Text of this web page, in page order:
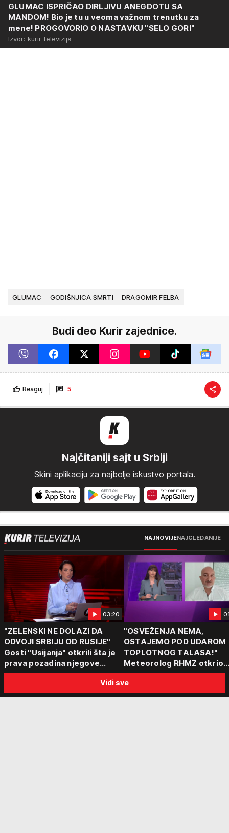
GLUMAC ISPRIČAO DIRLJIVU ANEGDOTU SA
MANDOM! Bio je tu u veoma važnom trenutku za
mene! PROGOVORIO O NASTAVKU "SELO GORI"
Izvor: kurir televizija
GLUMAC GODIŠNJICA SMRTI DRAGOMIR FELBA
Budi deo Kurir zajednice.
Reaguj 5
Najčitaniji sajt u Srbiji
Skini aplikaciju za najbolje iskustvo portala.
NAJNOVIJENAJGLEDANIJE
03:20
"ZELENSKI NE DOLAZI DA
ODVOJI SRBIJU OD RUSIJE"
Gosti "Usijanja" otkrili šta je
prava pozadina njegove
posete Beogradu
"OSVEŽENJA NEMA,
OSTAJEMO POD UDAROM
TOPLOTNOG TALASA!"
Meteorolog RHMZ otkrio
kakvo vreme nas čeka do
kraja avgusta
Vidi sve